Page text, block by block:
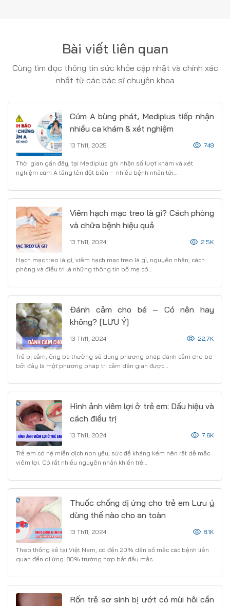
Bài viết liên quan
Cùng tìm đọc thông tin sức khỏe cập nhật và chính xác
nhất từ các bác sĩ chuyên khoa
Cúm A bùng phát, Mediplus tiếp nhận
nhiều ca khám & xét nghiệm
13 Th11, 2025 749
Thời gian gần đây, tại Mediplus ghi nhận số lượt khám và xét
nghiệm cúm A tăng lên đột biến — nhiều bệnh nhân tới…
Viêm hạch mạc treo là gì? Cách phòng
và chữa bệnh hiệu quả
13 Th11, 2024 2.5K
Hạch mạc treo là gì, viêm hạch mạc treo là gì, nguyên nhân, cách
phòng và điều trị là những thông tin bố mẹ có…
Đánh cảm cho bé – Có nên hay
không? [LƯU Ý]
13 Th11, 2024 22.7K
Trẻ bị cảm, ông bà thường sẽ dùng phương pháp đánh cảm cho bé
bởi đây là một phương pháp trị cảm dân gian được…
Hình ảnh viêm lợi ở trẻ em: Dấu hiệu và
cách điều trị
13 Th11, 2024 7.6K
Trẻ em có hệ miễn dịch non yếu, sức đề kháng kém nên rất dễ mắc
viêm lợi. Có rất nhiều nguyên nhân khiến trẻ…
Thuốc chống dị ứng cho trẻ em Lưu ý
dùng thế nào cho an toàn
13 Th11, 2024 8.1K
Theo thống kê tại Việt Nam, có đến 20% dân số mắc các bệnh liên
quan đến dị ứng. 80% trường hợp bắt đầu mắc…
Rốn trẻ sơ sinh bị ướt có mùi hôi cần